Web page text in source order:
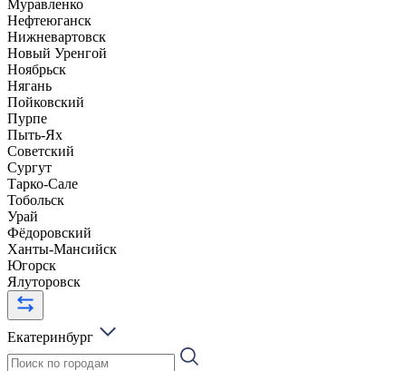
Муравленко
Нефтеюганск
Нижневартовск
Новый Уренгой
Ноябрьск
Нягань
Пойковский
Пурпе
Пыть-Ях
Советский
Сургут
Тарко-Сале
Тобольск
Урай
Фёдоровский
Ханты-Мансийск
Югорск
Ялуторовск
Екатеринбург